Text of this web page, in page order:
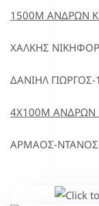
1500Μ ΑΝΔΡΩΝ
ΧΑΛΚΗΣ
ΔΑΝΙΗΛ ΓΙΩΡΓΟΣ-
4Χ100Μ ΑΝΔΡΩΝ
ΑΡΜΑΟΣ-